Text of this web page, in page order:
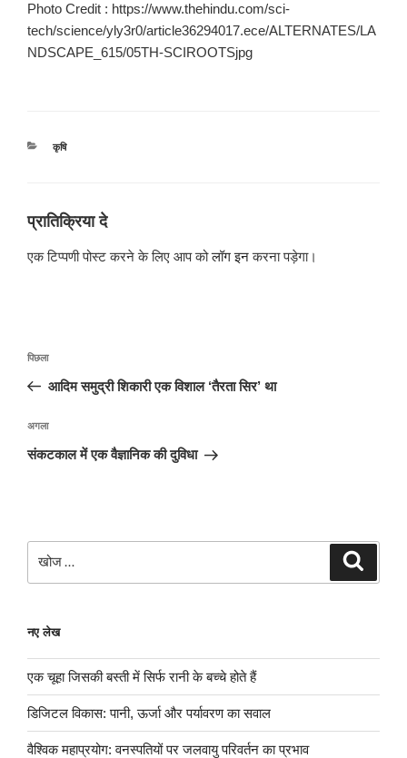
Photo Credit : https://www.thehindu.com/sci-
tech/science/yly3r0/article36294017.ece/ALTERNATES/LA
NDSCAPE_615/05TH-SCIROOTSjpg
श्रेणियाँ
कृषि
प्रातिक्रिया दे
एक टिप्पणी पोस्ट करने के लिए आप कोलॉग इनकरना पड़ेगा।
पोस्ट
पिछला
पोस्ट:
पिछला
आदिम समुद्री शिकारी एक विशाल ‘तैरता सिर’ था
अगली
पोस्ट
अगला
संकटकाल में एक वैज्ञानिक की दुविधा
खोजे
नए लेख
एक चूहा जिसकी बस्ती में सिर्फ रानी के बच्चे होते हैं
डिजिटल विकास: पानी, ऊर्जा और पर्यावरण का सवाल
वैश्विक महाप्रयोग: वनस्पतियों पर जलवायु परिवर्तन का प्रभाव